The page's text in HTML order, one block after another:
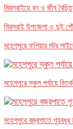
মিরসরাইয়ে বন ও জীব
মিরসরাই উপজেলা ও দুই
মহেশপুরে ফশিয়ার মটর
মহেশপুরে স্কুল পর্যায়ে
মহেশপুরে বজ্রপাতে